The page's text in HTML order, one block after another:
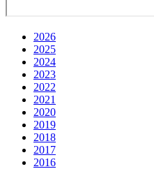
2026
2025
2024
2023
2022
2021
2020
2019
2018
2017
2016